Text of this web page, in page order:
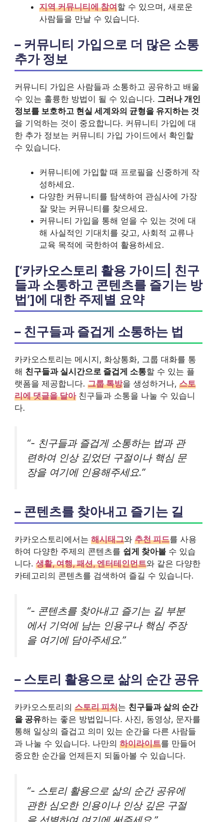
지역 커뮤니티에 참여할 수 있으며, 새로운
사람들을 만날 수 있습니다.
– 커뮤니티 가입으로 더 많은 소통
추가 정보
커뮤니티 가입은 사람들과 소통하고 공유하고 배울
수 있는 훌륭한 방법이 될 수 있습니다. 그러나 개인
정보를 보호하고 현실 세계와의 균형을 유지하는 것
을 기억하는 것이 중요합니다. 커뮤니티 가입에 대
한 추가 정보는 커뮤니티 가입 가이드에서 확인할
수 있습니다.
커뮤니티에 가입할 때 프로필을 신중하게 작
성하세요.
다양한 커뮤니티를 탐색하여 관심사에 가장
잘 맞는 커뮤니티를 찾으세요.
커뮤니티 가입을 통해 얻을 수 있는 것에 대
해 사실적인 기대치를 갖고, 사회적 교류나
교육 목적에 국한하여 활용하세요.
[‘카카오스토리 활용 가이드| 친구
들과 소통하고 콘텐츠를 즐기는 방
법’]에 대한 주제별 요약
– 친구들과 즐겁게 소통하는 법
카카오스토리는 메시지, 화상통화, 그룹 대화를 통
해 친구들과 실시간으로 즐겁게 소통할 수 있는 플
랫폼을 제공합니다. 그룹 톡방을 생성하거나, 스토
리에 댓글을 달아친구들과 소통을 나눌 수 있습니
다.
“- 친구들과 즐겁게 소통하는 법과 관
련하여 인상 깊었던 구절이나 핵심 문
장을 여기에 인용해주세요.”
– 콘텐츠를 찾아내고 즐기는 길
카카오스토리에서는 해시태그와 추천 피드를 사용
하여 다양한 주제의 콘텐츠를 쉽게 찾아볼 수 있습
니다. 생활, 여행, 패션, 엔터테인먼트와 같은 다양한
카테고리의 콘텐츠를 검색하여 즐길 수 있습니다.
“- 콘텐츠를 찾아내고 즐기는 길 부분
에서 기억에 남는 인용구나 핵심 주장
을 여기에 담아주세요.”
– 스토리 활용으로 삶의 순간 공유
카카오스토리의 스토리 피처는 친구들과 삶의 순간
을 공유하는 좋은 방법입니다. 사진, 동영상, 문자를
통해 일상의 즐겁고 의미 있는 순간을 다른 사람들
과 나눌 수 있습니다. 나만의 하이라이트를 만들어
중요한 순간을 언제든지 되돌아볼 수 있습니다.
“- 스토리 활용으로 삶의 순간 공유에
관한 심오한 인용이나 인상 깊은 구절